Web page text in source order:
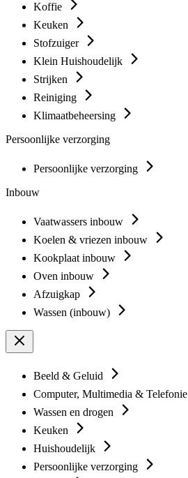
Koffie
Keuken
Stofzuiger
Klein Huishoudelijk
Strijken
Reiniging
Klimaatbeheersing
Persoonlijke verzorging
Persoonlijke verzorging
Inbouw
Vaatwassers inbouw
Koelen & vriezen inbouw
Kookplaat inbouw
Oven inbouw
Afzuigkap
Wassen (inbouw)
Beeld & Geluid
Computer, Multimedia & Telefonie
Wassen en drogen
Keuken
Huishoudelijk
Persoonlijke verzorging